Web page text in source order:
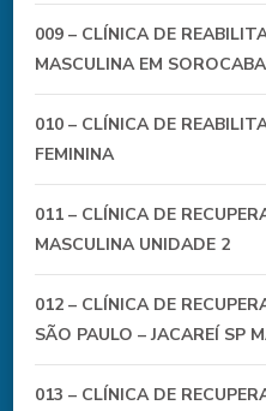
009 – CLÍNICA DE
MASCULINA EM SOROCABA
010 – CLÍNICA DE
FEMININA
011 – CLÍNICA DE
MASCULINA UNIDADE 2
012 – CLÍNICA DE
SÃO PAULO – JACAREÍ SP
013 – CLÍNICA DE